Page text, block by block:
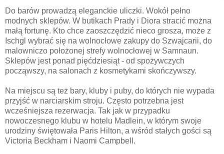
Do barów prowadzą eleganckie uliczki. Wokół pełno
modnych sklepów. W butikach Prady i Diora stracić można
małą fortunę. Kto chce zaoszczędzić nieco grosza, może z
Ischgl wybrać się na wolnocłowe zakupy do Szwajcarii, do
malowniczo położonej strefy wolnocłowej w Samnaun.
Sklepów jest ponad pięćdziesiąt - od spożywczych
począwszy, na salonach z kosmetykami skończywszy.
Na miejscu są też bary, kluby i puby, do których nie wypada
przyjść w narciarskim stroju. Często potrzebna jest
wcześniejsza rezerwacja. Tak jak w przypadku
nowoczesnego klubu w hotelu Madlein, w którym swoje
urodziny świętowała Paris Hilton, a wśród stałych gości są
Victoria Beckham i Naomi Campbell.